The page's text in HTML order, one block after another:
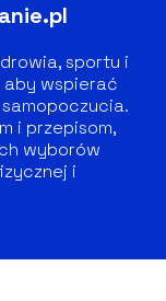
sportu i
aby wspierać
i przepisom,
wyborów
i